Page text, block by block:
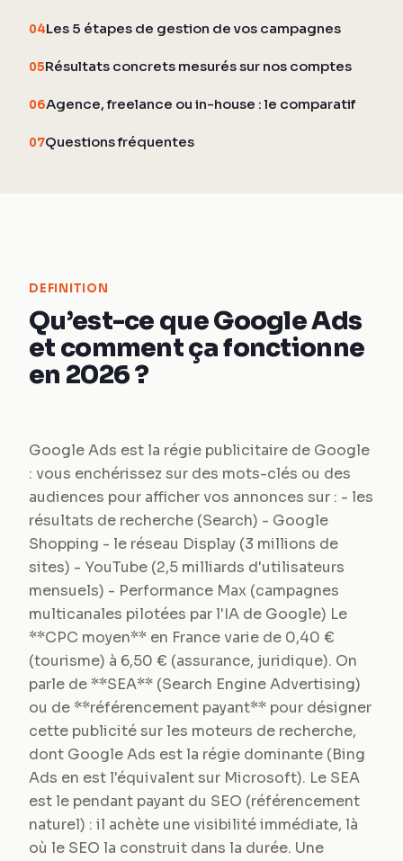
04Les 5 étapes de gestion de vos campagnes
05Résultats concrets mesurés sur nos comptes
06Agence, freelance ou in-house : le comparatif
07Questions fréquentes
DEFINITION
Qu’est-ce que Google Ads
et comment ça fonctionne
en 2026 ?
Google Ads est la régie publicitaire de Google
: vous enchérissez sur des mots-clés ou des
audiences pour afficher vos annonces sur : - les
résultats de recherche (Search) - Google
Shopping - le réseau Display (3 millions de
sites) - YouTube (2,5 milliards d'utilisateurs
mensuels) - Performance Max (campagnes
multicanales pilotées par l'IA de Google) Le
**CPC moyen** en France varie de 0,40 €
(tourisme) à 6,50 € (assurance, juridique). On
parle de **SEA** (Search Engine Advertising)
ou de **référencement payant** pour désigner
cette publicité sur les moteurs de recherche,
dont Google Ads est la régie dominante (Bing
Ads en est l'équivalent sur Microsoft). Le SEA
est le pendant payant du SEO (référencement
naturel) : il achète une visibilité immédiate, là
où le SEO la construit dans la durée. Une